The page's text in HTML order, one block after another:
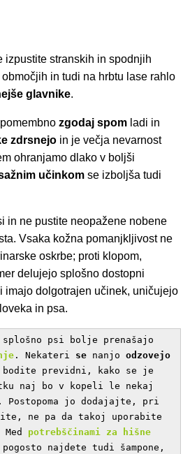
izpustite stranskih in spodnjih
in tudi na hrbtu lase rahlo
glavnike.
zgodaj spom ladi in
zdrsnejo in je večja nevarnost
ohranjamo dlako v boljši
učinkom se izboljša tudi
in ne pustite neopažene nobene
Vsaka kožna pomanjkljivost ne
oskrbe; proti klopom,
delujejo splošno dostopni
imajo dolgotrajen učinek, uničujejo
in psa.
splošno psi bolje prenašajo
. Nekateri se nanjo odzovejo
previdni, kako se je
naj bo v kopeli le nekaj
Postopoma jo dodajajte, pri
ne pa da takoj uporabite
potrebščinami za hišne
najdete tudi šampone,